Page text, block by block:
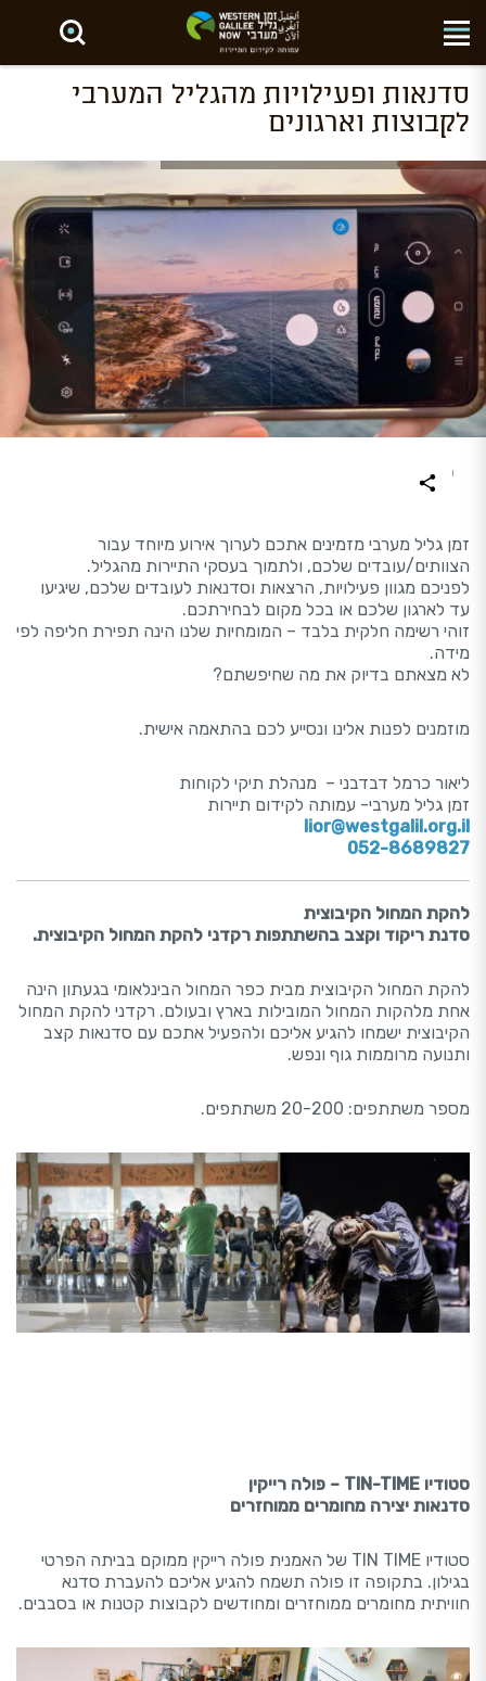
חפש באתר
סדנאות ופעילויות מהגליל המערבי
לקבוצות וארגונים
זמן גליל מערבי מזמינים אתכם לערוך אירוע מיוחד עבור
הצוותים/עובדים שלכם, ולתמוך בעסקי התיירות מהגליל.
לפניכם מגוון פעילויות, הרצאות וסדנאות לעובדים שלכם, שיגיעו
עד לארגון שלכם או בכל מקום לבחירתכם.
זוהי רשימה חלקית בלבד – המומחיות שלנו הינה תפירת חליפה לפי
מידה.
לא מצאתם בדיוק את מה שחיפשתם?
מוזמנים לפנות אלינו ונסייע לכם בהתאמה אישית.
ליאור כרמל דבדבני – מנהלת תיקי לקוחות
זמן גליל מערבי- עמותה לקידום תיירות
lior@westgalil.org.il
052-8689827
להקת המחול הקיבוצית
סדנת ריקוד וקצב בהשתתפות רקדני להקת המחול הקיבוצית.
להקת המחול הקיבוצית מבית כפר המחול הבינלאומי בגעתון הינה
אחת מלהקות המחול המובילות בארץ ובעולם. רקדני להקת המחול
הקיבוצית ישמחו להגיע אליכם ולהפעיל אתכם עם סדנאות קצב
ותנועה מרוממות גוף ונפש.
מספר משתתפים: 20-200 משתתפים.
סטודיו TIN-TIME – פולה רייקין
סדנאות יצירה מחומרים ממוחזרים
סטודיו TIN TIME של האמנית פולה רייקין ממוקם בביתה הפרטי
בגילון. בתקופה זו פולה תשמח להגיע אליכם להעברת סדנא
חוויתית מחומרים ממוחזרים ומחודשים לקבוצות קטנות או בסבבים.